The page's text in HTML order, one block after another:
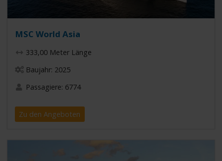
MSC World Asia
333,00 Meter Länge
Baujahr: 2025
Passagiere: 6774
Zu den Angeboten